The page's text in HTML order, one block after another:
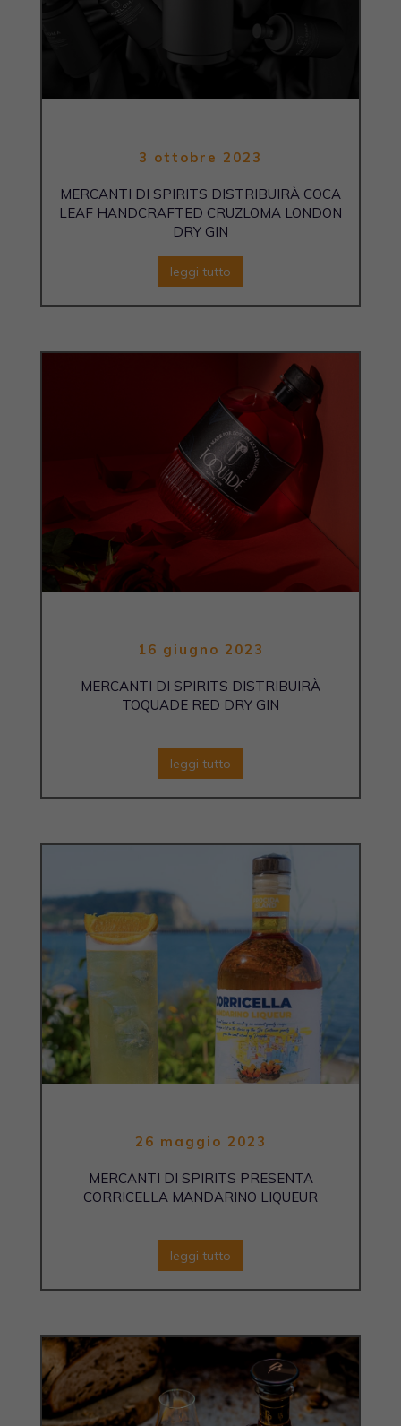
3 ottobre 2023
MERCANTI DI SPIRITS DISTRIBUIRÀ COCA
LEAF HANDCRAFTED CRUZLOMA LONDON
DRY GIN
leggi tutto
16 giugno 2023
MERCANTI DI SPIRITS DISTRIBUIRÀ
TOQUADE RED DRY GIN
leggi tutto
26 maggio 2023
MERCANTI DI SPIRITS PRESENTA
CORRICELLA MANDARINO LIQUEUR
leggi tutto